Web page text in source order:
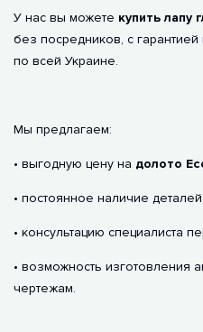
У нас вы можете купить лапу
без посредников, с
по всей Украине.
Мы предлагаем:
• выгодную цену на долото
• постоянное наличие
• консультацию специалиста
• возможность изготовления
чертежам.